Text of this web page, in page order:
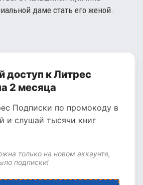
даме стать его женой.
доступ к Литрес
2 месяца
Подписки по промокоду в
и слушай тысячи книг
только на новом аккаунте,
подписки!